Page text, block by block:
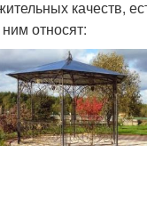
качеств,
относят: